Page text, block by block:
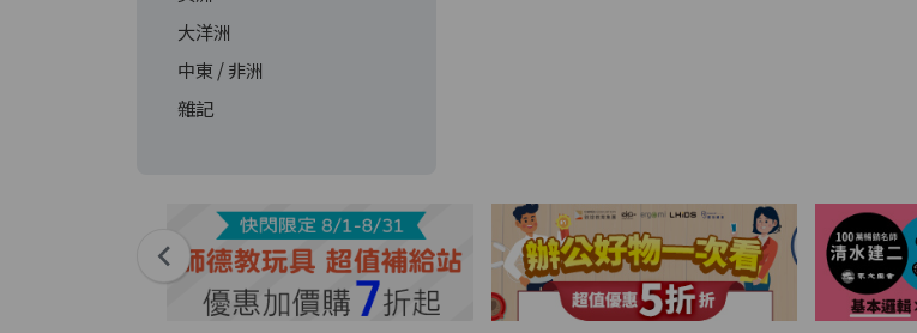
大洋洲
中東 / 非洲
雜記